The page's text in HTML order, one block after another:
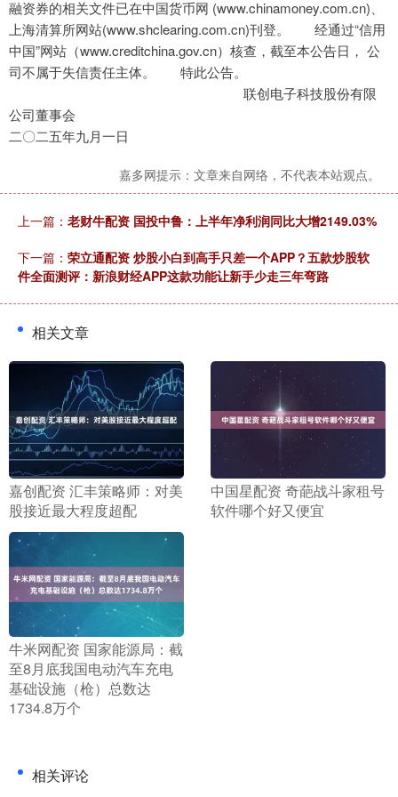
融资券的相关文件已在中国货币网 (www.chinamoney.com.cn)、
上海清算所网站(www.shclearing.com.cn)刊登。 经通过“信用
中国”网站（www.creditchina.gov.cn）核查，截至本公告日， 公
司不属于失信责任主体。 特此公告。
联创电子科技股份有限
公司董事会
二〇二五年九月一日
嘉多网提示：文章来自网络，不代表本站观点。
上一篇： 老财牛配资 国投中鲁：上半年净利润同比大增2149.03%
下一篇： 荣立通配资 炒股小白到高手只差一个APP？五款炒股软
件全面测评：新浪财经APP这款功能让新手少走三年弯路
相关文章
​嘉创配资 汇丰策略师：对美
股接近最大程度超配
​中国星配资 奇葩战斗家租号
软件哪个好又便宜
​牛米网配资 国家能源局：截
至8月底我国电动汽车充电
基础设施（枪）总数达
1734.8万个
相关评论